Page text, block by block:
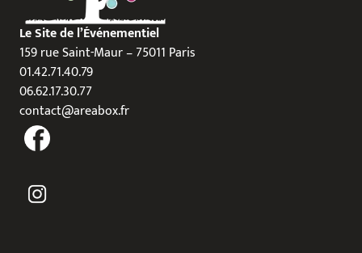
Le Site de l’Événementiel
159 rue Saint-Maur – 75011 Paris
01.42.71.40.79
06.62.17.30.77
contact@areabox.fr